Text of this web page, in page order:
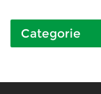
Categorie